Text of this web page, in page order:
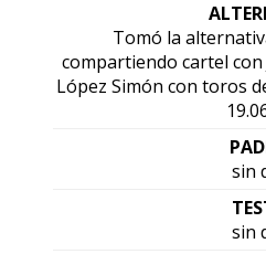
Tomó la
compartiendo cartel
López Simón con toros
sin
sin